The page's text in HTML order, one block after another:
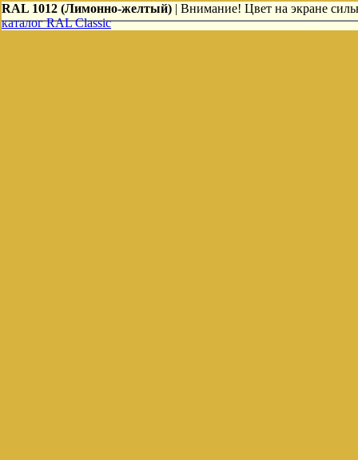
RAL 1012 (Лимонно-желтый) | Внимание! Цвет на экране
каталог RAL Classic